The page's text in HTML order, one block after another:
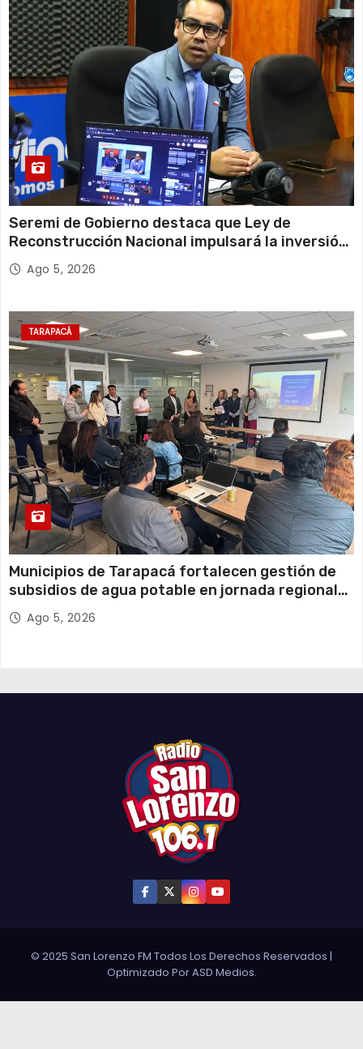
Seremi de Gobierno destaca que Ley de
Reconstrucción Nacional impulsará la inversión
y el empleo en Tarapacá
Ago 5, 2026
TARAPACÁ
Municipios de Tarapacá fortalecen gestión de
subsidios de agua potable en jornada regional
organizada por Aguas del Altiplano y ANDESS
Ago 5, 2026
© 2025 San Lorenzo FM Todos Los Derechos Reservados |
Optimizado PorASD Medios.